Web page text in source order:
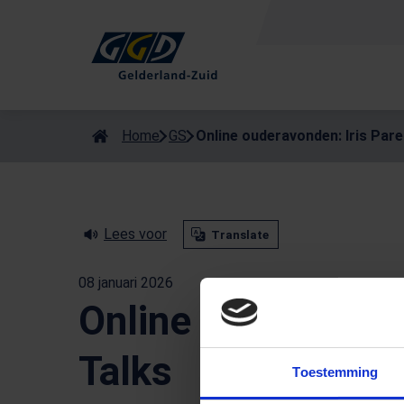
Toestemming
Als de resultaten voor automatisch aanvullen beschikbaar
Home GS Online ouderavonden: Iris
Lees voor Translate
08 januari 2026
Online
Talks